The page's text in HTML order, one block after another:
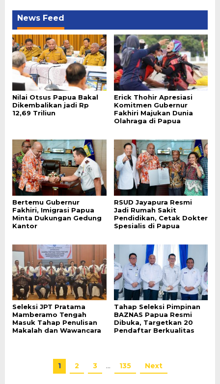
News Feed
Nilai Otsus Papua Bakal
Dikembalikan jadi Rp
12,69 Triliun
Erick Thohir Apresiasi
Komitmen Gubernur
Fakhiri Majukan Dunia
Olahraga di Papua
Bertemu Gubernur
Fakhiri, Imigrasi Papua
Minta Dukungan Gedung
Kantor
RSUD Jayapura Resmi
Jadi Rumah Sakit
Pendidikan, Cetak Dokter
Spesialis di Papua
Seleksi JPT Pratama
Mamberamo Tengah
Masuk Tahap Penulisan
Makalah dan Wawancara
Tahap Seleksi Pimpinan
BAZNAS Papua Resmi
Dibuka, Targetkan 20
Pendaftar Berkualitas
1 2 3 … 135 Next